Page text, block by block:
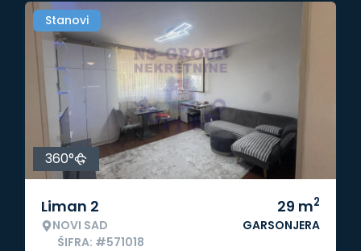
Stanovi
360°
Liman 2
NOVI SAD
ŠIFRA: #571018
29 m2
GARSONJERA